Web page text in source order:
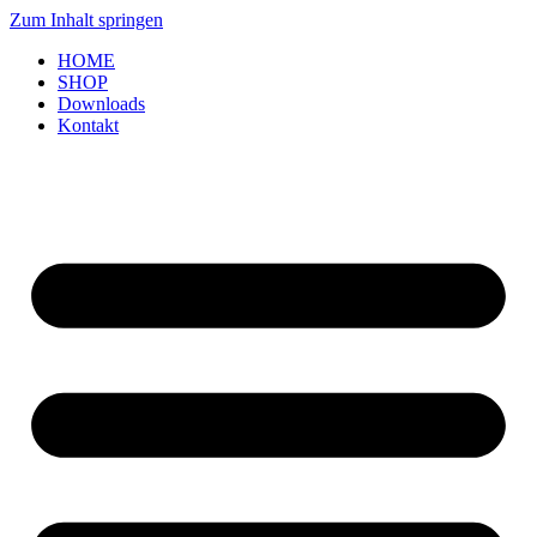
Zum Inhalt springen
HOME
SHOP
Downloads
Kontakt